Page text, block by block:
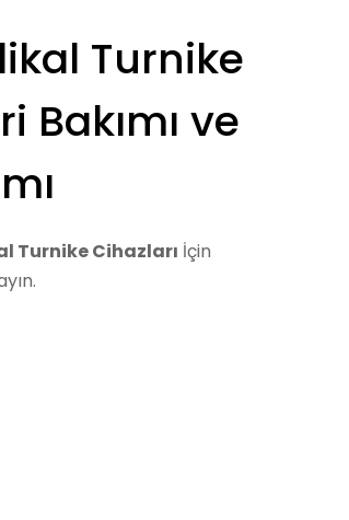
Turnike
Bakımı ve
Turnike Cihazları İçin